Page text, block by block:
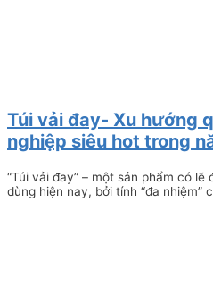
Túi vải đay- Xu hướng
nghiệp siêu hot trong
“Túi vải đay” – một sản phẩm có
dùng hiện nay, bởi tính “đa nhiệm”